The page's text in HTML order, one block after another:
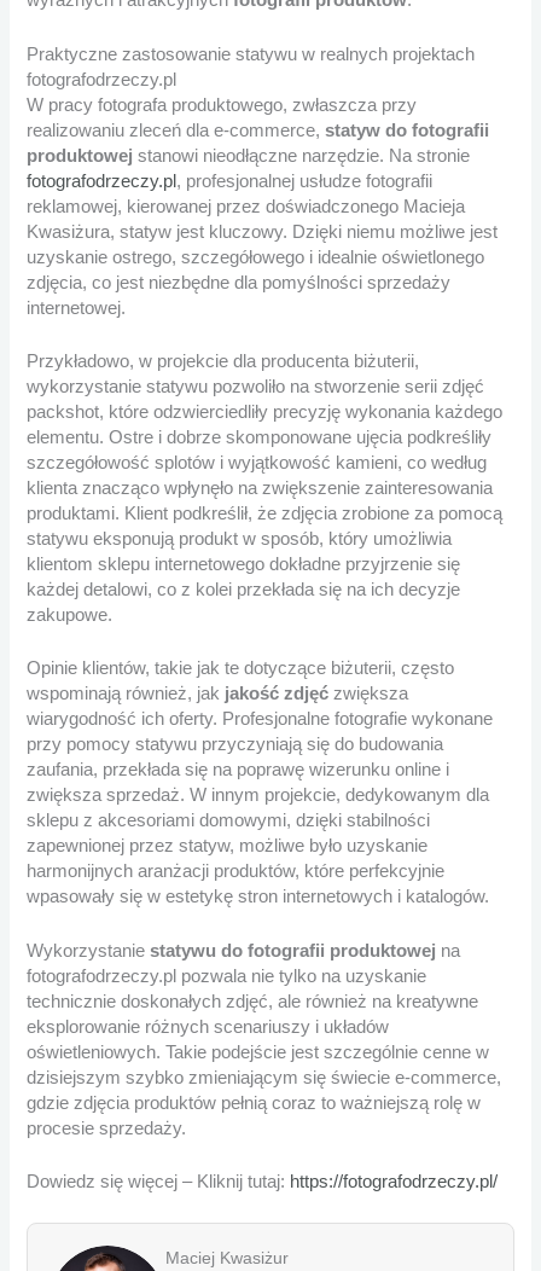
Praktyczne zastosowanie statywu w realnych projektach
fotografodrzeczy.pl
W pracy fotografa produktowego, zwłaszcza przy
realizowaniu zleceń dla e-commerce,statyw do fotografii
produktowej stanowi nieodłączne narzędzie. Na stronie
fotografodrzeczy.pl , profesjonalnej usłudze fotografii
reklamowej, kierowanej przez doświadczonego Macieja
Kwasiżura, statyw jest kluczowy. Dzięki niemu możliwe jest
uzyskanie ostrego, szczegółowego i idealnie oświetlonego
zdjęcia, co jest niezbędne dla pomyślności sprzedaży
internetowej.
Przykładowo, w projekcie dla producenta biżuterii,
wykorzystanie statywu pozwoliło na stworzenie serii zdjęć
packshot, które odzwierciedliły precyzję wykonania każdego
elementu. Ostre i dobrze skomponowane ujęcia podkreśliły
szczegółowość splotów i wyjątkowość kamieni, co według
klienta znacząco wpłynęło na zwiększenie zainteresowania
produktami. Klient podkreślił, że zdjęcia zrobione za pomocą
statywu eksponują produkt w sposób, który umożliwia
klientom sklepu internetowego dokładne przyjrzenie się
każdej detalowi, co z kolei przekłada się na ich decyzje
zakupowe.
Opinie klientów, takie jak te dotyczące biżuterii, często
wspominają również, jak jakość zdjęć zwiększa
wiarygodność ich oferty. Profesjonalne fotografie wykonane
przy pomocy statywu przyczyniają się do budowania
zaufania, przekłada się na poprawę wizerunku online i
zwiększa sprzedaż. W innym projekcie, dedykowanym dla
sklepu z akcesoriami domowymi, dzięki stabilności
zapewnionej przez statyw, możliwe było uzyskanie
harmonijnych aranżacji produktów, które perfekcyjnie
wpasowały się w estetykę stron internetowych i katalogów.
Wykorzystaniestatywu do fotografii produktowej na
fotografodrzeczy.pl pozwala nie tylko na uzyskanie
technicznie doskonałych zdjęć, ale również na kreatywne
eksplorowanie różnych scenariuszy i układów
oświetleniowych. Takie podejście jest szczególnie cenne w
dzisiejszym szybko zmieniającym się świecie e-commerce,
gdzie zdjęcia produktów pełnią coraz to ważniejszą rolę w
procesie sprzedaży.
Dowiedz się więcej – Kliknij tutaj: https://fotografodrzeczy.pl/
Maciej Kwasiżur